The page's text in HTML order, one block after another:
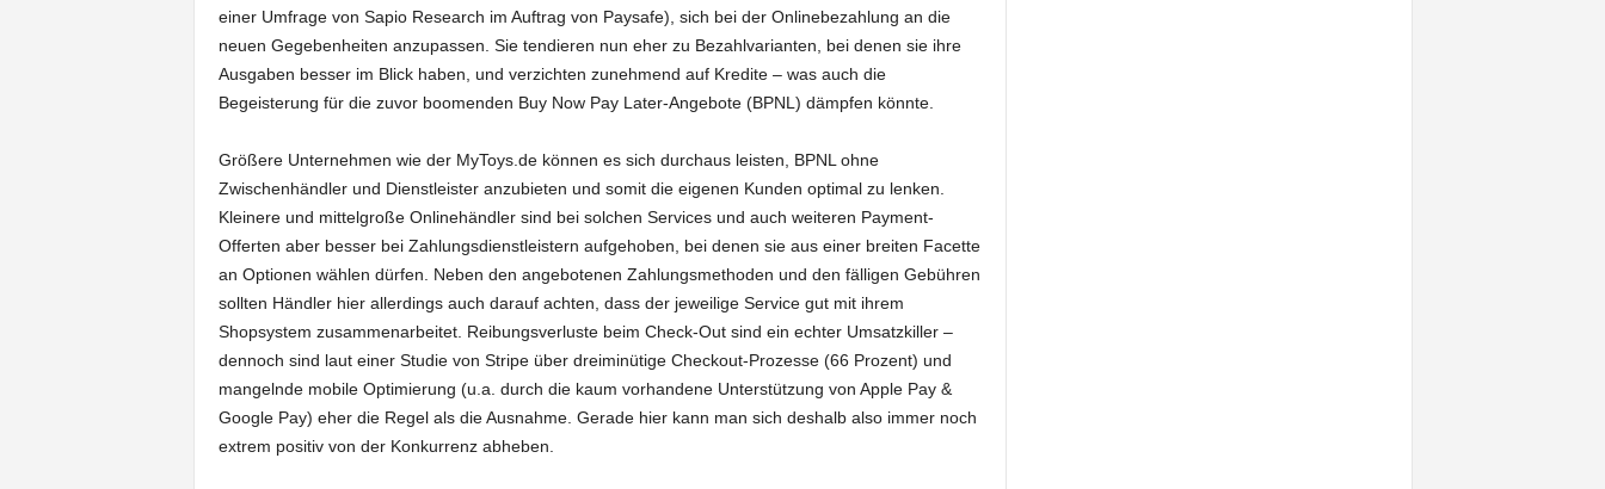
einer Umfrage von Sapio Research im Auftrag von Paysafe), sich bei der Onlinebezahlung an die
neuen Gegebenheiten anzupassen. Sie tendieren nun eher zu Bezahlvarianten, bei denen sie ihre
Ausgaben besser im Blick haben, und verzichten zunehmend auf Kredite – was auch die
Begeisterung für die zuvor boomenden Buy Now Pay Later-Angebote (BPNL) dämpfen könnte.
Größere Unternehmen wie der MyToys.de können es sich durchaus leisten, BPNL ohne
Zwischenhändler und Dienstleister anzubieten und somit die eigenen Kunden optimal zu lenken.
Kleinere und mittelgroße Onlinehändler sind bei solchen Services und auch weiteren Payment-
Offerten aber besser bei Zahlungsdienstleistern aufgehoben, bei denen sie aus einer breiten Facette
an Optionen wählen dürfen. Neben den angebotenen Zahlungsmethoden und den fälligen Gebühren
sollten Händler hier allerdings auch darauf achten, dass der jeweilige Service gut mit ihrem
Shopsystem zusammenarbeitet. Reibungsverluste beim Check-Out sind ein echter Umsatzkiller –
dennoch sind laut einer Studie von Stripe über dreiminütige Checkout-Prozesse (66 Prozent) und
mangelnde mobile Optimierung (u.a. durch die kaum vorhandene Unterstützung von Apple Pay &
Google Pay) eher die Regel als die Ausnahme. Gerade hier kann man sich deshalb also immer noch
extrem positiv von der Konkurrenz abheben.